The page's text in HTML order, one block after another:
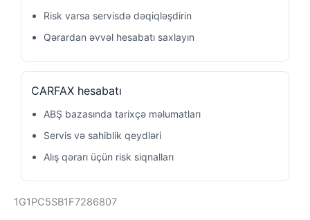
Risk varsa servisdə dəqiqləşdirin
Qərardan əvvəl hesabatı saxlayın
CARFAX hesabatı
ABŞ bazasında tarixçə məlumatları
Servis və sahiblik qeydləri
Alış qərarı üçün risk siqnalları
1G1PC5SB1F7286807